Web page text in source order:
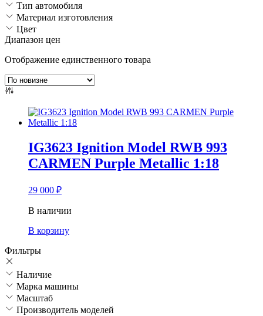
Тип автомобиля
Материал изготовления
Цвет
Диапазон цен
Отображение единственного товара
IG3623 Ignition Model RWB 993
CARMEN Purple Metallic 1:18
29 000 ₽
В наличии
В корзину
Фильтры
Наличие
Марка машины
Масштаб
Производитель моделей